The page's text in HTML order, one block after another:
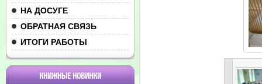
НА ДОСУГЕ
ОБРАТНАЯ СВЯЗЬ
ИТОГИ РАБОТЫ
КНИЖНЫЕ НОВИНКИ